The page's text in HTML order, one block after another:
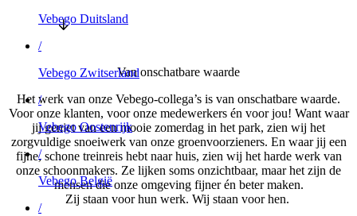
Vebego Duitsland
/
Vebego Zwitserland
/
Vebego Oostenrijk
/
Vebego België
/
Van onschatbare waarde
Het werk van onze Vebego-collega’s is van onschatbare waarde.
Voor onze klanten, voor onze medewerkers én voor jou! Want waar
jij geniet van een mooie zomerdag in het park, zien wij het
zorgvuldige snoeiwerk van onze groenvoorzieners. En waar jij een
fijne, schone treinreis hebt naar huis, zien wij het harde werk van
onze schoonmakers. Ze lijken soms onzichtbaar, maar het zijn de
mensen die onze omgeving fijner én beter maken.
Zij staan voor hun werk. Wij staan voor hen.